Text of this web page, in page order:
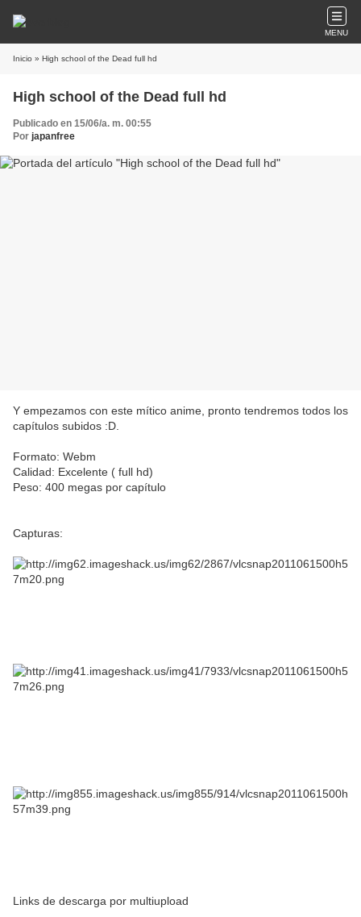
MENU
Inicio » High school of the Dead full hd
High school of the Dead full hd
Publicado en 15/06/a. m. 00:55
Por japanfree
Y empezamos con este mítico anime, pronto tendremos todos los
capítulos subidos :D.
Formato: Webm
Calidad: Excelente ( full hd)
Peso: 400 megas por capítulo
Capturas:
Links de descarga por multiupload